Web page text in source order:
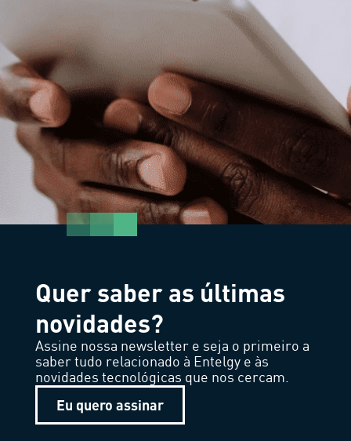
Quer saber as últimas
novidades?
Assine nossa newsletter e seja o primeiro a
saber tudo relacionado à Entelgy e às
novidades tecnológicas que nos cercam.
Eu quero assinar